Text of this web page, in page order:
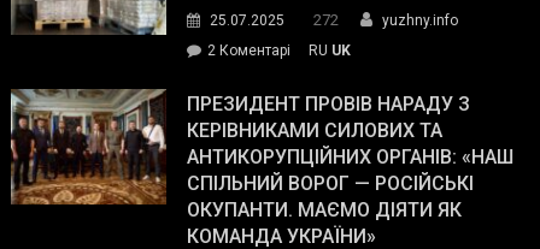
The
Street
Journal.
25.07.2025 272
yuzhny.info
2 Коментарі
Південному
працівникам
ОПЗ
з
матеріального
резерву
RU UK
ПРЕЗИДЕНТ ПРОВІВ НАРАДУ З
КЕРІВНИКАМИ СИЛОВИХ ТА
АНТИКОРУПЦІЙНИХ ОРГАНІВ: «НАШ
СПІЛЬНИЙ ВОРОГ — РОСІЙСЬКІ
ОКУПАНТИ. МАЄМО ДІЯТИ ЯК
КОМАНДА УКРАЇНИ»